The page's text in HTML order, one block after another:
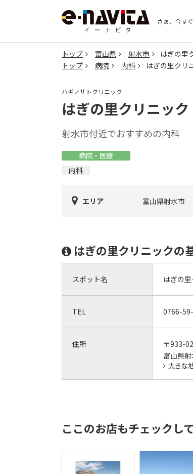
さぁ、今す
トップ 富山県 射水市
はぎの里
トップ
病院 内科 はぎの里クリ
ハギノサトクリニック
はぎの里クリニック
射水市付近でおすすめの内科
病院・医療
内科
エリア 富山県射水市
はぎの里クリニックの
スポット名 はぎの
TEL 0766-
住所
〒933-
富山県
大きな
ここのお店もチェックし